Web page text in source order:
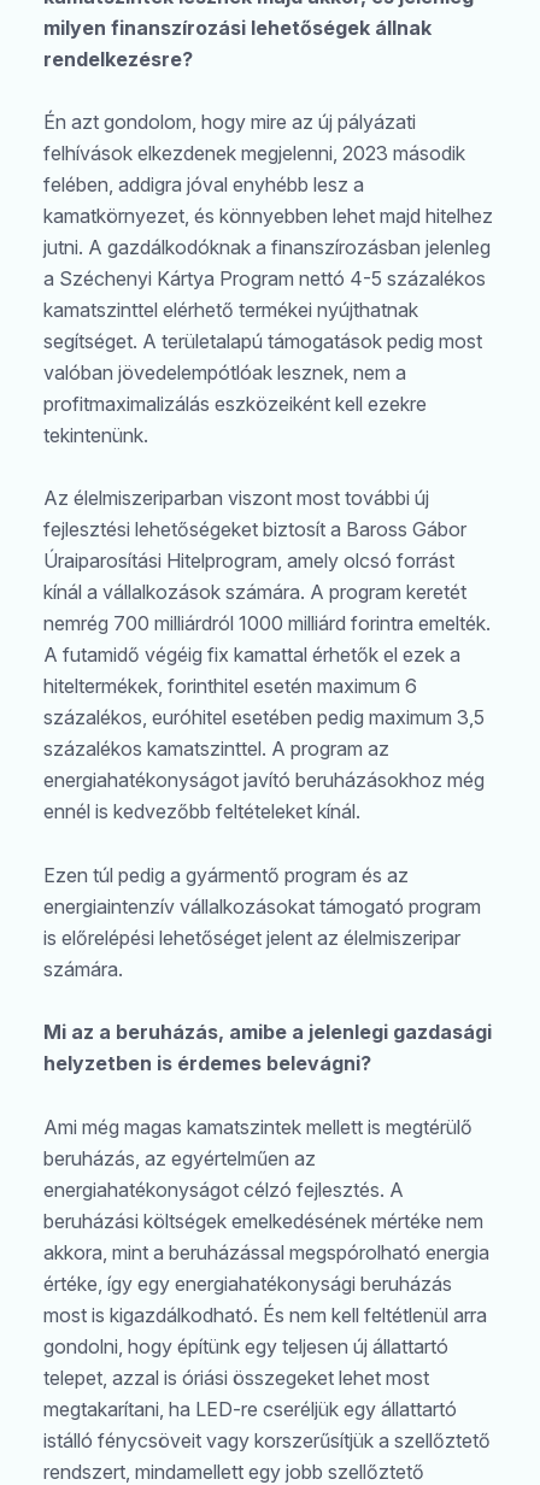
milyen finanszírozási lehetőségek állnak
rendelkezésre?
Én azt gondolom, hogy mire az új pályázati
felhívások elkezdenek megjelenni, 2023 második
felében, addigra jóval enyhébb lesz a
kamatkörnyezet, és könnyebben lehet majd hitelhez
jutni. A gazdálkodóknak a finanszírozásban jelenleg
a Széchenyi Kártya Program nettó 4-5 százalékos
kamatszinttel elérhető termékei nyújthatnak
segítséget. A területalapú támogatások pedig most
valóban jövedelempótlóak lesznek, nem a
profitmaximalizálás eszközeiként kell ezekre
tekintenünk.
Az élelmiszeriparban viszont most további új
fejlesztési lehetőségeket biztosít a Baross Gábor
Úraiparosítási Hitelprogram, amely olcsó forrást
kínál a vállalkozások számára. A program keretét
nemrég 700 milliárdról 1000 milliárd forintra emelték.
A futamidő végéig fix kamattal érhetők el ezek a
hiteltermékek, forinthitel esetén maximum 6
százalékos, euróhitel esetében pedig maximum 3,5
százalékos kamatszinttel. A program az
energiahatékonyságot javító beruházásokhoz még
ennél is kedvezőbb feltételeket kínál.
Ezen túl pedig a gyármentő program és az
energiaintenzív vállalkozásokat támogató program
is előrelépési lehetőséget jelent az élelmiszeripar
számára.
Mi az a beruházás, amibe a jelenlegi gazdasági
helyzetben is érdemes belevágni?
Ami még magas kamatszintek mellett is megtérülő
beruházás, az egyértelműen az
energiahatékonyságot célzó fejlesztés. A
beruházási költségek emelkedésének mértéke nem
akkora, mint a beruházással megspórolható energia
értéke, így egy energiahatékonysági beruházás
most is kigazdálkodható. És nem kell feltétlenül arra
gondolni, hogy építünk egy teljesen új állattartó
telepet, azzal is óriási összegeket lehet most
megtakarítani, ha LED-re cseréljük egy állattartó
istálló fénycsöveit vagy korszerűsítjük a szellőztető
rendszert, mindamellett egy jobb szellőztető